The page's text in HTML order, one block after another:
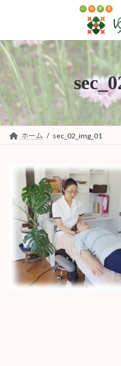
ン
ツ
キ
ッ
ー
シ
に
移
ホーム sec_02_img_01